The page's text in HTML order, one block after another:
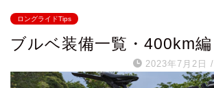
ロングライドTips
ブルベ装備一覧・400km編
2023年7月2日 /